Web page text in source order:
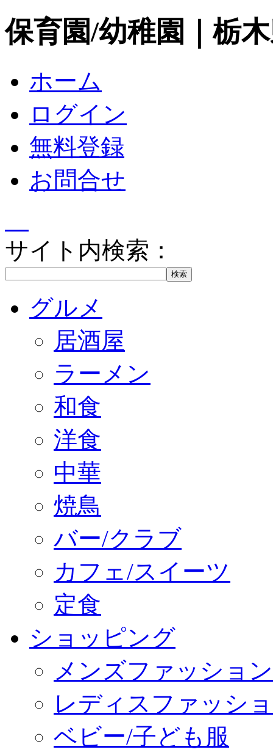
保育園/幼稚園｜栃
ホーム
ログイン
無料登録
お問合せ
サイト内検索：
グルメ
居酒屋
ラーメン
和食
洋食
中華
焼鳥
バー/クラブ
カフェ/スイーツ
定食
ショッピング
メンズファッション
レディスファッシ
ベビー/子ども服